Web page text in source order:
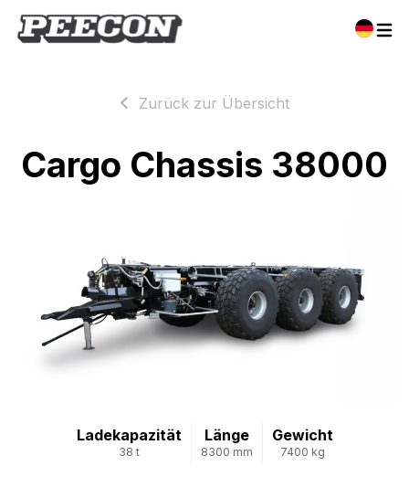
Zurück zur Übersicht
Cargo Chassis 38000
Ladekapazität
38 t
Länge
8300 mm
Gewicht
7400 kg